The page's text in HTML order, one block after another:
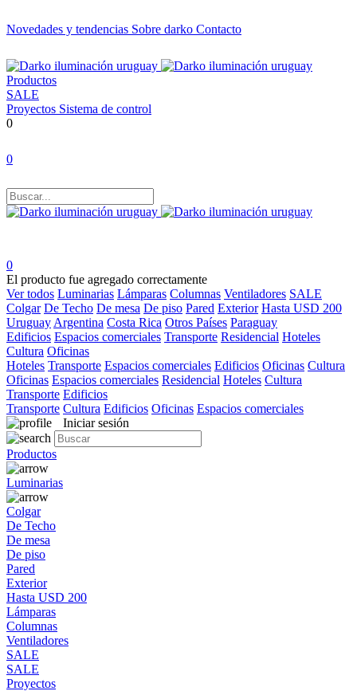
Novedades y tendencias Sobre darko Contacto
Productos
SALE
Proyectos Sistema de control
0
0
0
El producto fue agregado correctamente
Ver todos Luminarias Lámparas Columnas Ventiladores SALE
Colgar De Techo De mesa De piso Pared Exterior Hasta USD 200
Uruguay Argentina Costa Rica Otros Países Paraguay
Edificios Espacios comerciales Transporte Residencial Hoteles
Cultura Oficinas
Hoteles Transporte Espacios comerciales Edificios Oficinas Cultura
Oficinas Espacios comerciales Residencial Hoteles Cultura
Transporte Edificios
Transporte Cultura Edificios Oficinas Espacios comerciales
Iniciar sesión
Productos
Luminarias
Colgar
De Techo
De mesa
De piso
Pared
Exterior
Hasta USD 200
Lámparas
Columnas
Ventiladores
SALE
SALE
Proyectos